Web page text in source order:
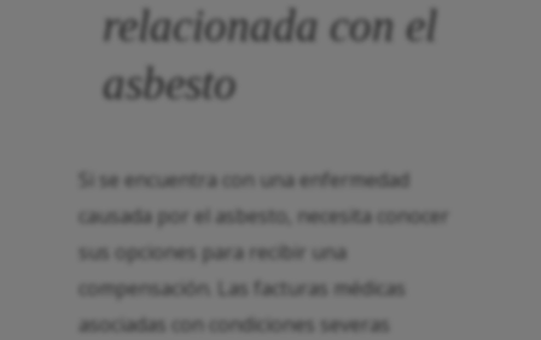
relacionada con el
asbesto
Si se encuentra con una enfermedad
causada por el asbesto, necesita conocer
sus opciones para recibir una
compensación. Las facturas médicas
asociadas con condiciones severas